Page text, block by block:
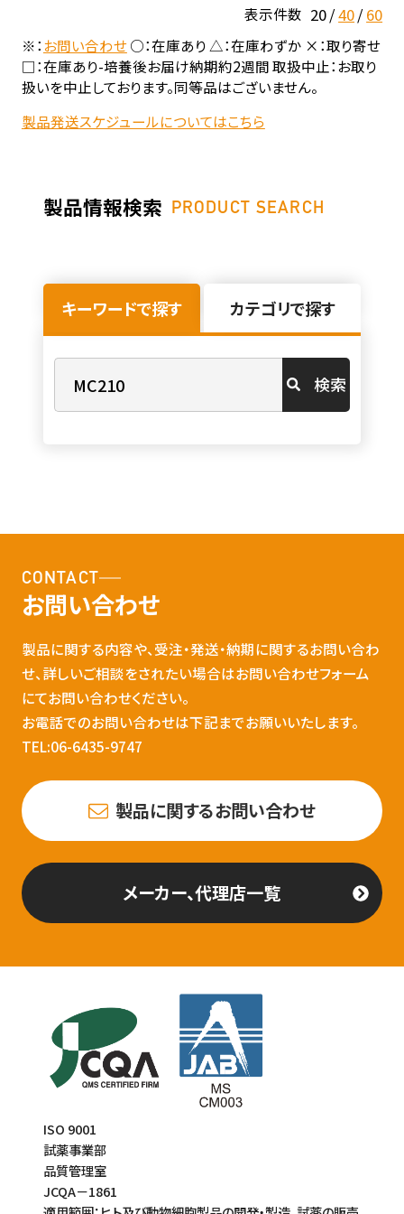
表示件数 20 40 60
※：お問い合わせ○：在庫あり △：在庫わずか ×：取り寄せ
□：在庫あり-培養後お届け納期約2週間 取扱中止：お取り
扱いを中止しております。同等品はございません。
製品発送スケジュールについてはこちら
製品情報検索 PRODUCT SEARCH
キーワードで探す カテゴリで探す
検索
CONTACT
お問い合わせ
製品に関する内容や、受注・発送・納期に関するお問い合わ
せ、詳しいご相談をされたい場合はお問い合わせフォーム
にてお問い合わせください。
お電話でのお問い合わせは下記までお願いいたします。
TEL:06-6435-9747
製品に関するお問い合わせ
メーカー、代理店一覧
ISO 9001
試薬事業部
品質管理室
JCQA－1861